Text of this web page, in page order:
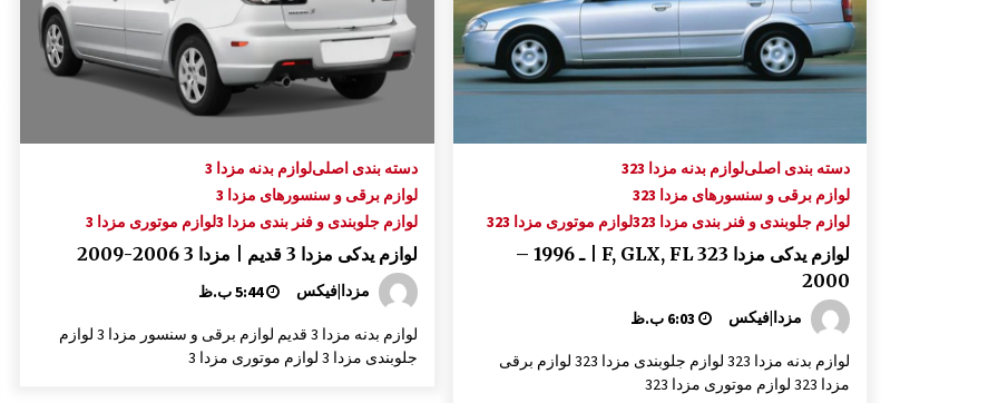
کاور U صندوق عقب مزدا 323 GLX , FL
10:09 ق.ظ
آرم نوشته “323” صندوق عقب مزدا 323 GLX
, FL
1:29 ب.ظ
8:29 ق.ظ دسته بندی اصلیلوازم بدنه مزدا 323
لوازم برقی و سنسورهای مزدا 323
لوازم جلوبندی و فنر بندی مزدا 323
لوازم موتوری مزدا 323
لوازم یدکی مزدا 323 F, GLX, FL | ـ 1996 –
2000
مزدا|فیکس
لوازم بدنه مزدا 323 لوازم جلوبندی مزدا 323 لوازم برقی
مزدا 323 لوازم موتوری مزدا 323
دسته بندی اصلیلوازم بدنه مزدا 3
لوازم برقی و سنسورهای مزدا 3
لوازم جلوبندی و فنر بندی مزدا 3
لوازم موتوری مزدا 3
لوازم یدکی مزدا 3 قدیم | مزدا 3 2006-2009
مزدا|فیکس 5:44 ب.ظ
لوازم بدنه مزدا 3 قدیم لوازم برقی و سنسور مزدا 3 لوازم
جلوبندی مزدا 3 لوازم موتوری مزدا 3